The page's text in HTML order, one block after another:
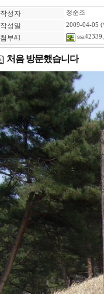
작성자 정순조
작성일 2009-04-05
첨부#1
처음 방문했습니다